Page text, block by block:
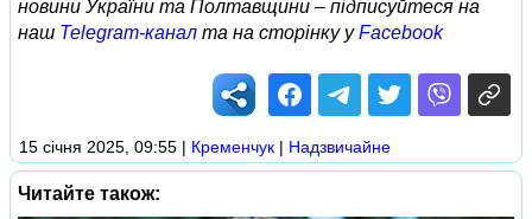
новини України та Полтавщини – підписуйтеся на
наш Telegram-канал та на сторінку уFacebook
15 січня 2025, 09:55 | Кременчук | Надзвичайне
Читайте також: